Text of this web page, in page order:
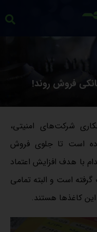
فروش روند!
شرکت‌های امنیتی،
است تا جلوی فروش
با هدف افزایش اعتماد
است و البته تمامی
کاغذها هستند.